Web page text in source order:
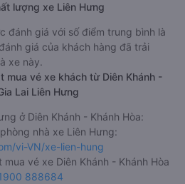
lượng xe Liên Hưng
đánh giá với số điểm trung bình là
giá của khách hàng đã trải
xe này.
mua vé xe khách từ Diên Khánh -
Lai Liên Hưng
ở Diên Khánh - Khánh Hòa:
nhà xe Liên Hưng:
vi-VN/xe-lien-hung
mua vé xe Diên Khánh - Khánh Hòa
888684